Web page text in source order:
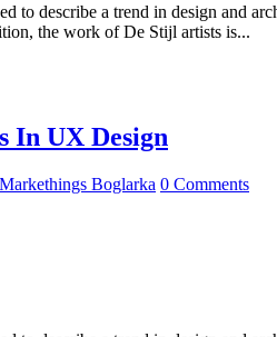
to describe a trend in design and
the work of De Stijl artists is...
In UX Design
Markethings Boglarka 0 Comments